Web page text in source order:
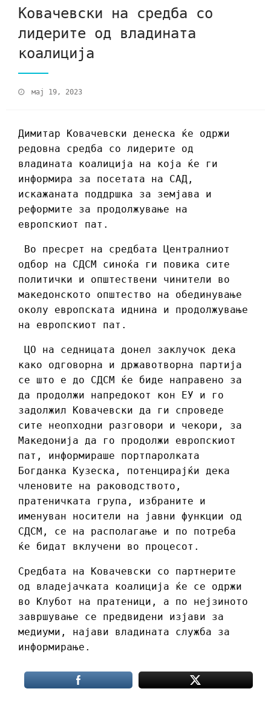
Ковачевски на средба со
лидерите од владината
коалиција
мај 19, 2023
Димитар Ковачевски денеска ќе одржи
редовна средба со лидерите од
владината коалиција на која ќе ги
информира за посетата на САД,
искажаната поддршка за земјава и
реформите за продолжување на
европскиот пат.
Во пресрет на средбата Централниот
одбор на СДСМ синоќа ги повика сите
политички и општествени чинители во
македонското општество на обединување
околу европската иднина и продолжување
на европскиот пат.
ЦО на седницата донел заклучок дека
како одговорна и државотворна партија
се што е до СДСМ ќе биде направено за
да продолжи напредокот кон ЕУ и го
задолжил Ковачевски да ги спроведе
сите неопходни разговори и чекори, за
Македонија да го продолжи европскиот
пат, информираше портпаролката
Богданка Кузеска, потенцирајќи дека
членовите на раководството,
пратеничката група, избраните и
именуван носители на јавни функции од
СДСМ, се на располагање и по потреба
ќе бидат вклучени во процесот.
Средбата на Ковачевски со партнерите
од владејачката коалиција ќе се одржи
во Клубот на пратеници, а по нејзиното
завршување се предвидени изјави за
медиуми, најави владината служба за
информирање.